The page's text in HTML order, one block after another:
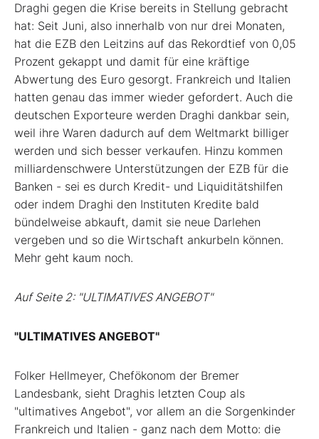
Draghi gegen die Krise bereits in Stellung gebracht
hat: Seit Juni, also innerhalb von nur drei Monaten,
hat die EZB den Leitzins auf das Rekordtief von 0,05
Prozent gekappt und damit für eine kräftige
Abwertung des Euro gesorgt. Frankreich und Italien
hatten genau das immer wieder gefordert. Auch die
deutschen Exporteure werden Draghi dankbar sein,
weil ihre Waren dadurch auf dem Weltmarkt billiger
werden und sich besser verkaufen. Hinzu kommen
milliardenschwere Unterstützungen der EZB für die
Banken - sei es durch Kredit- und Liquiditätshilfen
oder indem Draghi den Instituten Kredite bald
bündelweise abkauft, damit sie neue Darlehen
vergeben und so die Wirtschaft ankurbeln können.
Mehr geht kaum noch.
Auf Seite 2: "ULTIMATIVES ANGEBOT"
"ULTIMATIVES ANGEBOT"
Folker Hellmeyer, Chefökonom der Bremer
Landesbank, sieht Draghis letzten Coup als
"ultimatives Angebot", vor allem an die Sorgenkinder
Frankreich und Italien - ganz nach dem Motto: die